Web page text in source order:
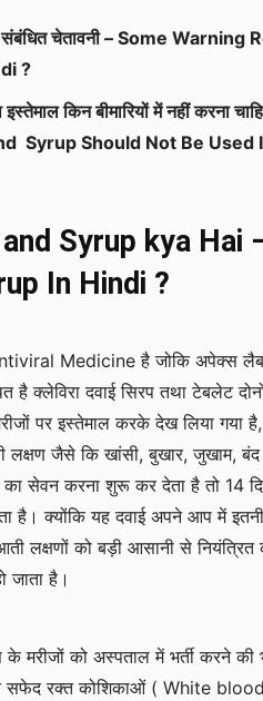
चेतावनी – Some Warning
?
किन बीमारियों में नहीं करना
Syrup Should Not Be Used
Syrup kya Hai
In Hindi ?
Medicine है जोकि अपेक्स लैब
है क्लेविरा दवाई सिरप तथा टेबलेट
पर इस्तेमाल करके देख लिया गया है,
लक्षण जैसे कि खांसी, बुखार, जुखाम,
का सेवन करना शुरू कर देता है तो 14
है। क्योंकि यह दवाई अपने आप में
लक्षणों को बड़ी आसानी से
जाता है।
के मरीजों को अस्पताल में भर्ती करने
सफेद रक्त कोशिकाओं ( White